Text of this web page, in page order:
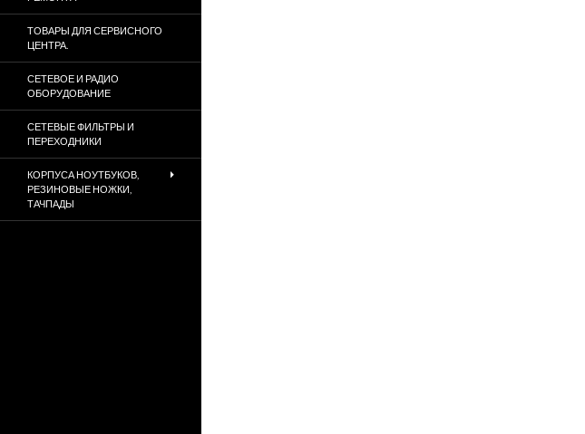
ТОВАРЫ ДЛЯ СЕРВИСНОГО
ЦЕНТРА.
СЕТЕВОЕ И РАДИО
ОБОРУДОВАНИЕ
СЕТЕВЫЕ ФИЛЬТРЫ И
ПЕРЕХОДНИКИ
КОРПУСА НОУТБУКОВ,
РЕЗИНОВЫЕ НОЖКИ,
ТАЧПАДЫ